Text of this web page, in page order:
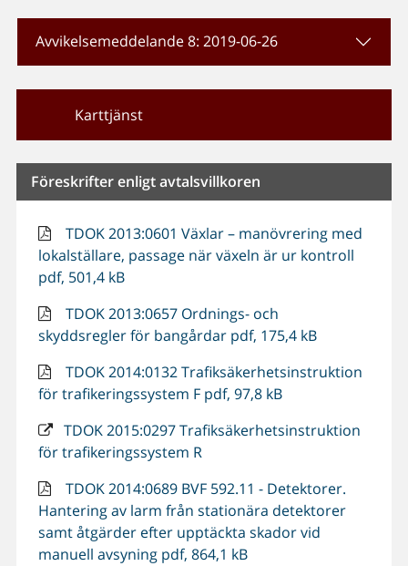
Avvikelsemeddelande 8: 2019-06-26
Karttjänst
Föreskrifter enligt avtalsvillkoren
TDOK 2013:0601 Växlar – manövrering med
lokalställare, passage när växeln är ur kontroll
pdf, 501,4 kB
TDOK 2013:0657 Ordnings- och
skyddsregler för bangårdar pdf, 175,4 kB
TDOK 2014:0132 Trafiksäkerhetsinstruktion
för trafikeringssystem F pdf, 97,8 kB
TDOK 2015:0297 Trafiksäkerhetsinstruktion
för trafikeringssystem R
TDOK 2014:0689 BVF 592.11 - Detektorer.
Hantering av larm från stationära detektorer
samt åtgärder efter upptäckta skador vid
manuell avsyning pdf, 864,1 kB